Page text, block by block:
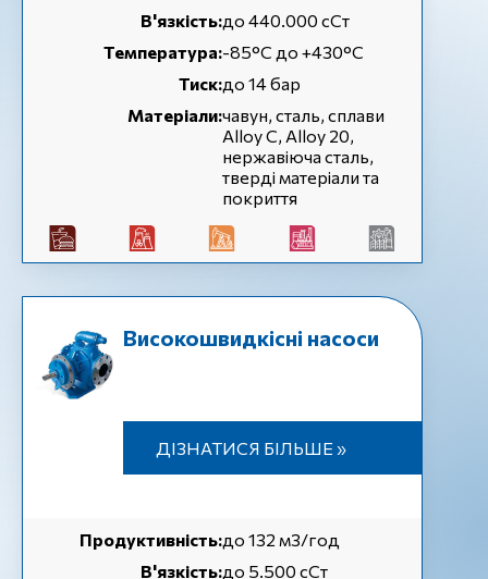
В'язкість:до 440.000 сСт
Температура:-85°C до +430°C
Тиск:до 14 бар
Матеріали:чавун, сталь, сплави
Alloy C, Alloy 20,
нержавіюча сталь,
тверді матеріали та
покриття
Високошвидкісні насоси
ДІЗНАТИСЯ БІЛЬШЕ »
Продуктивність:до 132 м3/год
В'язкість:до 5.500 сСт